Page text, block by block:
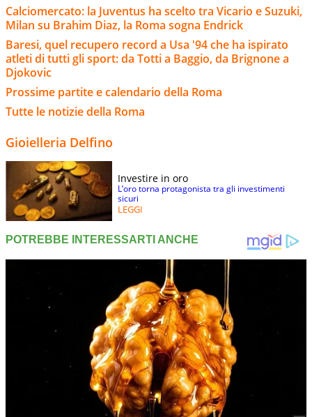
Calciomercato: la Juventus ha scelto tra Vicario e Suzuki,
Milan su Brahim Diaz, la Roma sogna Endrick
Baresi, quel recupero record a Usa '94 che ha ispirato
atleti di tutti gli sport: da Totti a Baggio, da Brignone a
Djokovic
Prossime partite e calendario della Roma
Tutte le notizie della Roma
Gioielleria Delfino
Investire in oro
L’oro torna protagonista tra gli investimenti
sicuri
LEGGI